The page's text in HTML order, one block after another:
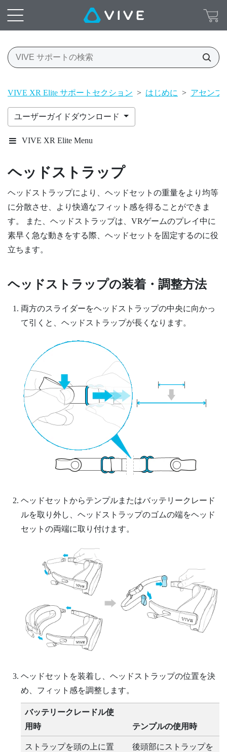
VIVE XR Elite サポートセクション > はじめに > アセンブ
ユーザーガイドダウンロード
VIVE XR Elite Menu
ヘッドストラップ
ヘッドストラップにより、ヘッドセットの重量をより均等
に分散させ、より快適なフィット感を得ることができま
す。 また、ヘッドストラップは、VRゲームのプレイ中に
素早く急な動きをする際、ヘッドセットを固定するのに役
立ちます。
ヘッドストラップの装着・調整方法
両方のスライダーをヘッドストラップの中央に向かっ
て引くと、ヘッドストラップが長くなります。
ヘッドセットからテンプルまたはバッテリークレード
ルを取り外し、ヘッドストラップのゴムの端をヘッド
セットの両端に取り付けます。
ヘッドセットを装着し、ヘッドストラップの位置を決
め、フィット感を調整します。
バッテリークレードル使
用時
テンプルの使用時
ストラップを頭の上に置
後頭部にストラップを